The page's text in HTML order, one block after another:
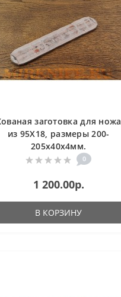
заготовка для ножа
из 95Х18, размеры 200-
205х40х4мм.
0
1 200.00р.
В КОРЗИНУ